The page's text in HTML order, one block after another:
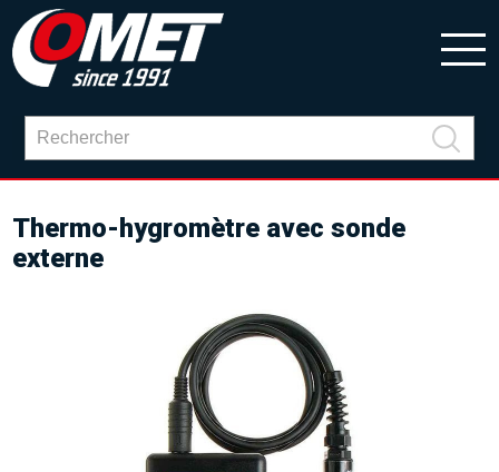
Thermo-hygromètre avec sonde
externe